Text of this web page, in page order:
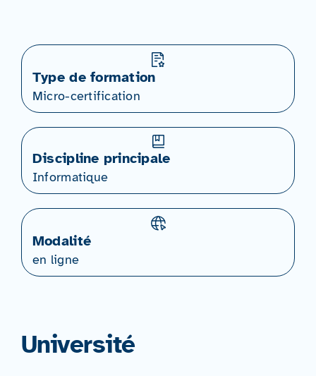
Type de formation
Micro-certification
Discipline principale
Informatique
Modalité
en ligne
Université